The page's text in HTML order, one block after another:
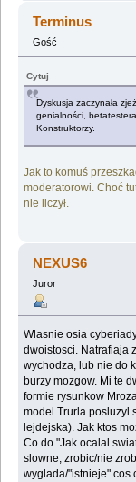
Terminus
Gość
Cytuj
Dyskusja zaczynała
genialności,
Konstruktorzy.
Jak to komuś
moderatorowi. Choć
nie liczył.
NEXUS6
Juror
Wlasnie osia
dwoistosci. Natrafiaja
wychodza, lub nie do
burzy mozgow. Mi te
formie rysunkow
model Trurla posluzyl
lejdejska). Jak ktos
Co do "Jak ocalal
slowne; zrobic/nie
wyglada/"istnieje" cos